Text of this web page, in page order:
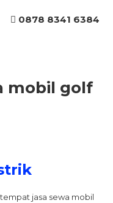
0878 8341 6384
mobil golf
jasa sewa mobil